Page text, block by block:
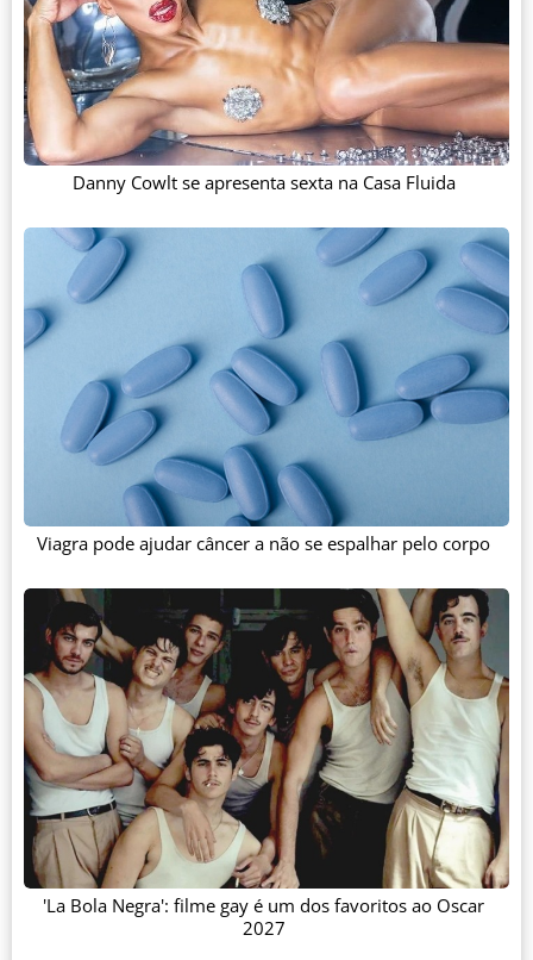
Danny Cowlt se apresenta sexta na Casa Fluida
Viagra pode ajudar câncer a não se espalhar pelo corpo
'La Bola Negra': filme gay é um dos favoritos ao Oscar
2027